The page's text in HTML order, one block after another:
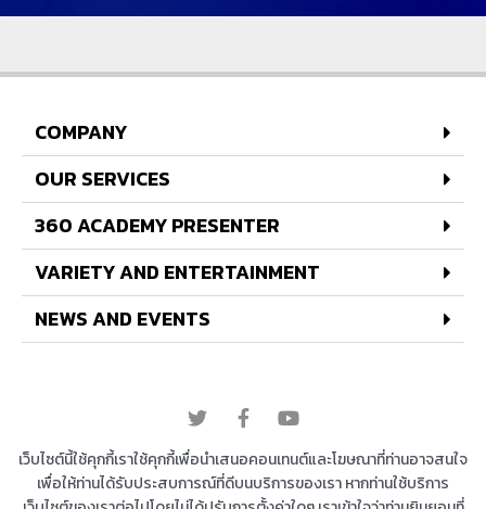
เว็บไซต์นี้ใช้คุกกี้เราใช้คุกกี้เพื่อนำเสนอคอนเทนต์และโฆษณาที่ท่านอาจสนใจ
เพื่อให้ท่านได้รับประสบการณ์ที่ดีบนบริการของเรา หากท่านใช้บริการ
COMPANY
OUR SERVICES
360 ACADEMY PRESENTER
VARIETY AND ENTERTAINMENT
NEWS AND EVENTS
© 2022 All rights reserved